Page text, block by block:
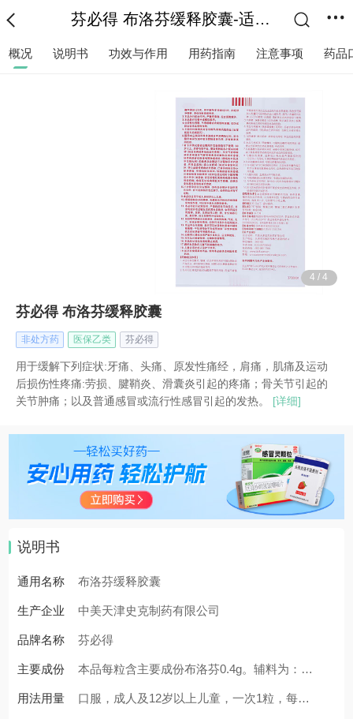
芬必得 布洛芬缓释胶囊-适应症|说明书|功效作用-复禾医药
概况 说明书 功效与作用 用药指南 注意事项 药品
4 /4
芬必得 布洛芬缓释胶囊
非处方药 医保乙类 芬必得
用于缓解下列症状:牙痛、头痛、原发性痛经，肩痛，肌痛及运动
后损伤性疼痛:劳损、腱鞘炎、滑囊炎引起的疼痛；骨关节引起的
关节肿痛；以及普通感冒或流行性感冒引起的发热。
[详细]
说明书
通用名称 布洛芬缓释胶囊
生产企业 中美天津史克制药有限公司
品牌名称 芬必得
主要成份 本品每粒含主要成份布洛芬0.4g。辅料为：
糖、淀粉、硬脂酸、聚乙烯吡咯酮。
用法用量 口服，成人及12岁以上儿童，一次1粒，每日